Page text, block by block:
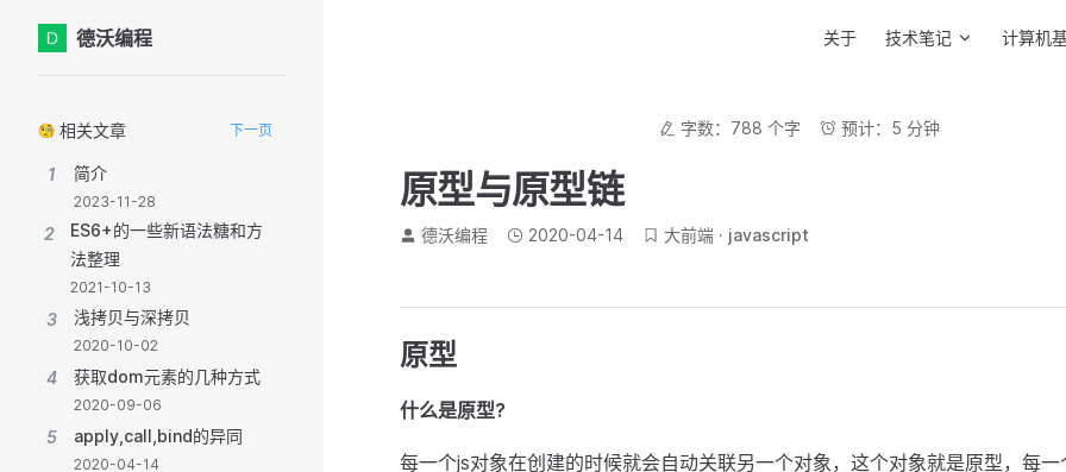
Skip to content
德沃编程 关于 技术笔记 计算机
相关文章 下一页
1 简介
2023-11-28
2
ES6+的一些新语法糖和方
法整理
2021-10-13
3 浅拷贝与深拷贝
2020-10-02
4 获取dom元素的几种方式
2020-09-06
5 apply,call,bind的异同
2020-04-14
字数：788 个字 预计：5 分钟
原型与原型链
德沃编程 2020-04-14 大前端 javascript
原型
什么是原型?
每一个js对象在创建的时候就会自动关联另一个对象，这个对象就是原型，每